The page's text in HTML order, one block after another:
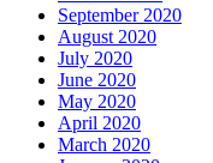
September 2020
August 2020
July 2020
June 2020
May 2020
April 2020
March 2020